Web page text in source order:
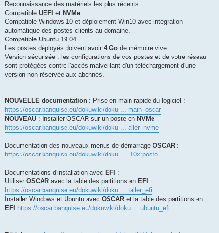
Reconnaissance des matériels les plus récents.
Compatible UEFI et NVMe.
Compatible Windows 10 et déploiement Win10 avec intégration
automatique des postes clients au domaine.
Compatible Ubuntu 19.04.
Les postes déployés doivent avoir 4 Go de mémoire vive
Version sécurisée : les configurations de vos postes et de votre réseau
sont protégées contre l'accès malveillant d'un téléchargement d'une
version non réservée aux abonnés.
NOUVELLE documentation : Prise en main rapide du logiciel :
https://oscar.banquise.eu/dokuwiki/doku ... main_oscar
NOUVEAU : Installer OSCAR sur un poste en NVMe
https://oscar.banquise.eu/dokuwiki/doku ... aller_nvme
Documentation des nouveaux menus de démarrage OSCAR :
https://oscar.banquise.eu/dokuwiki/doku ... -10x:poste
Documentations d'installation avec EFI :
Utiliser OSCAR avec la table des partitions en EFI :
https://oscar.banquise.eu/dokuwiki/doku ... taller_efi
Installer Windows et Ubuntu avec OSCAR et la table des partitions en
EFI
https://oscar.banquise.eu/dokuwiki/doku ... ubuntu_efi